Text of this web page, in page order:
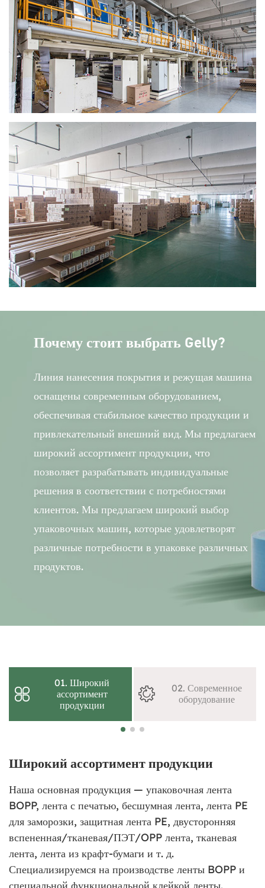
Почему стоит выбрать Gelly?
Линия нанесения покрытия и режущая машина
оснащены современным оборудованием,
обеспечивая стабильное качество продукции и
привлекательный внешний вид. Мы предлагаем
широкий ассортимент продукции, что
позволяет разрабатывать индивидуальные
решения в соответствии с потребностями
клиентов. Мы предлагаем широкий выбор
упаковочных машин, которые удовлетворят
различные потребности в упаковке различных
продуктов.
01. Широкий
ассортимент
продукции
02. Современное
оборудование
Широкий ассортимент продукции
Наша основная продукция — упаковочная лента
BOPP, лента с печатью, бесшумная лента, лента PE
для заморозки, защитная лента PE, двусторонняя
вспененная/тканевая/ПЭТ/OPP лента, тканевая
лента, лента из крафт-бумаги и т. д.
Специализируемся на производстве ленты BOPP и
специальной функциональной клейкой ленты.